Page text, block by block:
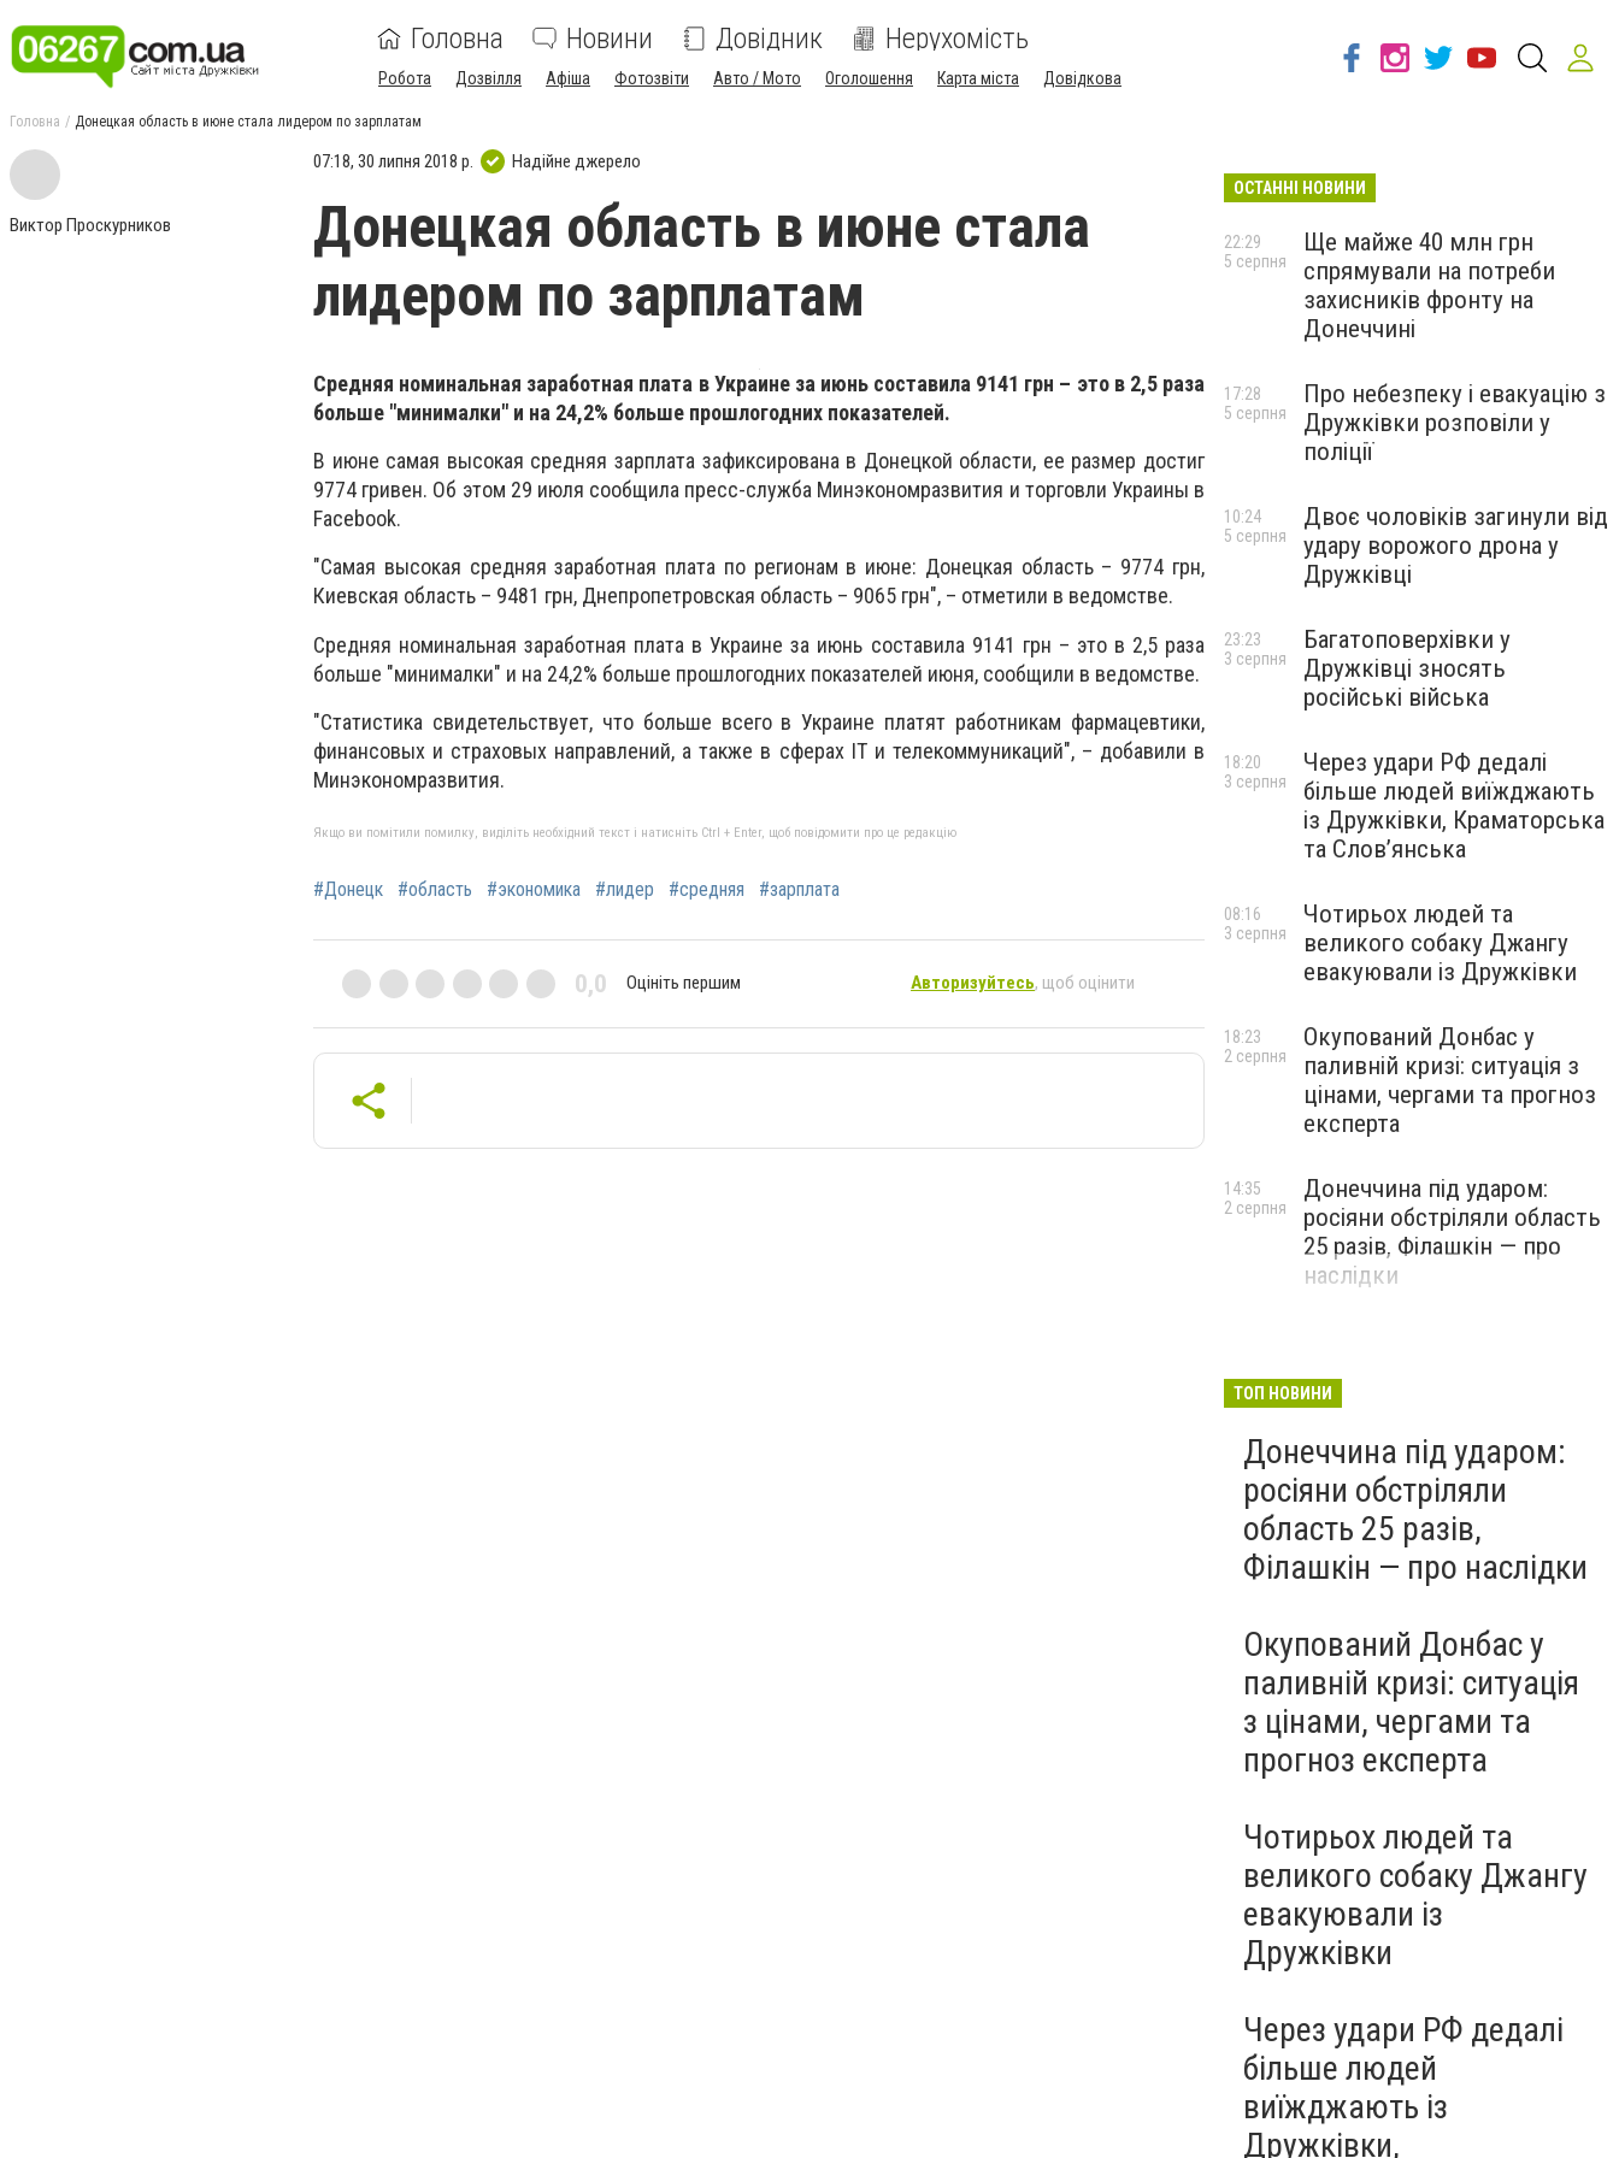
Головна Новини Довідник Нерухомість
Робота Дозвілля Афіша Фотозвіти Авто / Мото Оголошення Карта міста Довідкова
Головна Донецкая область в июне стала лидером по зарплатам
Виктор Проскурников
07:18, 30 липня 2018 р. Надійне джерело
Донецкая область в июне стала
лидером по зарплатам
Средняя номинальная заработная плата в Украине за июнь составила 9141 грн – это в 2,5 раза
больше "минималки" и на 24,2% больше прошлогодних показателей.
В июне самая высокая средняя зарплата зафиксирована в Донецкой области, ее размер достиг
9774 гривен. Об этом 29 июля сообщила пресс-служба Минэкономразвития и торговли Украины в
Facebook.
"Самая высокая средняя заработная плата по регионам в июне: Донецкая область – 9774 грн,
Киевская область – 9481 грн, Днепропетровская область – 9065 грн", – отметили в ведомстве.
Средняя номинальная заработная плата в Украине за июнь составила 9141 грн – это в 2,5 раза
больше "минималки" и на 24,2% больше прошлогодних показателей июня, сообщили в ведомстве.
"Статистика свидетельствует, что больше всего в Украине платят работникам фармацевтики,
финансовых и страховых направлений, а также в сферах IT и телекоммуникаций", – добавили в
Минэкономразвития.
Якщо ви помітили помилку, виділіть необхідний текст і натисніть Ctrl + Enter, щоб повідомити про це редакцію
#Донецк #область #экономика #лидер #средняя #зарплата
0,0 Оцініть першим Авторизуйтесь, щоб оцінити
ОСТАННІ НОВИНИ
Ще майже 40 млн грн
спрямували на потреби
захисників фронту на
Донеччині
22:29
5 серпня
Про небезпеку і евакуацію з
Дружківки розповіли у
поліції
17:28
5 серпня
Двоє чоловіків загинули від
удару ворожого дрона у
Дружківці
10:24
5 серпня
Багатоповерхівки у
Дружківці зносять
російські війська
23:23
3 серпня
Через удари РФ дедалі
більше людей виїжджають
із Дружківки, Краматорська
та Слов’янська
18:20
3 серпня
Чотирьох людей та
великого собаку Джангу
евакуювали із Дружківки
08:16
3 серпня
Окупований Донбас у
паливній кризі: ситуація з
цінами, чергами та прогноз
експерта
18:23
2 серпня
Донеччина під ударом:
росіяни обстріляли область
25 разів, Філашкін — про
наслідки
14:35
2 серпня
ТОП НОВИНИ
Донеччина під ударом:
росіяни обстріляли
область 25 разів,
Філашкін — про наслідки
Окупований Донбас у
паливній кризі: ситуація
з цінами, чергами та
прогноз експерта
Чотирьох людей та
великого собаку Джангу
евакуювали із
Дружківки
Через удари РФ дедалі
більше людей
виїжджають із
Дружківки,